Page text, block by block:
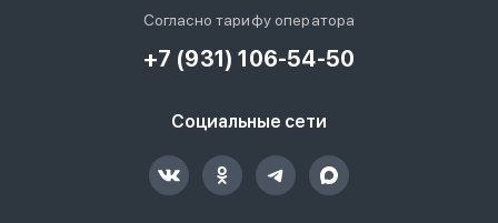
Согласно тарифу оператора
+7 (931) 106-54-50
Социальные сети